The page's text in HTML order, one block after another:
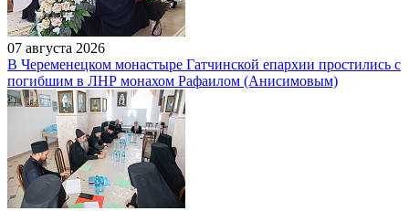
07 августа 2026
В Череменецком монастыре Гатчинской епархии простились с
погибшим в ЛНР монахом Рафаилом (Анисимовым)